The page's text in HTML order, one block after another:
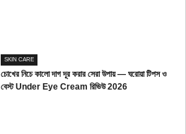
SKIN CARE
চোখের নিচে কালো দাগ দূর করার সেরা উপায় — ঘরোয়া টিপস ও
বেস্ট Under Eye Cream রিভিউ 2026